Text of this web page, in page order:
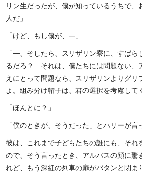
リン生だったが、僕が知っているうちで、
人だ」
「けど、もし僕が、―」
「―、そしたら、スリザリン寮に、すばら
るだろ？ それは、僕たちには問題ない、
えにとって問題なら、スリザリンよりグリ
よ。組み分け帽子は、君の選択を考慮して
「ほんとに？」
「僕のときが、そうだった」とハリーが言
彼は、これまで子どもたちの誰にも、それ
ので、そう言ったとき、アルバスの顔に驚
れど、もう深紅の列車の扉がバタンと閉ま